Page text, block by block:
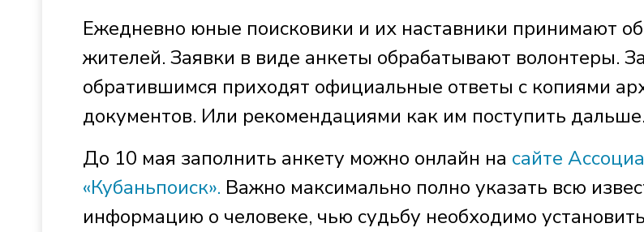
Ежедневно юные поисковики и их наставники принимают
жителей. Заявки в виде анкеты обрабатывают волонтеры.
обратившимся приходят официальные ответы с копиями
документов. Или рекомендациями как им поступить дальше.
До 10 мая заполнить анкету можно онлайн на сайте
«Кубаньпоиск». Важно максимально полно указать всю
информацию о человеке, чью судьбу необходимо